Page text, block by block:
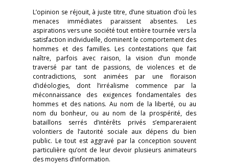
L’opinion se réjouit, à juste titre, d’une situation d’où les
menaces im­médiates paraissent absentes. Les
aspirations vers une société tout entière tournée vers la
satisfaction individuelle, dominent le comportement des
hommes et des familles. Les contestations que fait
naître, parfois avec raison, la vision d’un monde
traversé par tant de passions, de violences et de
contradictions, sont animées par une floraison
d’idéologies, dont l’irréalisme commence par la
méconnaissance des exigences fondamentales des
hommes et des nations. Au nom de la liberté, ou au
nom du bonheur, ou au nom de la prospérité, des
bataillons serrés d’intérêts privés s’empareraient
volontiers de l’autorité sociale aux dépens du bien
public. Le tout est aggravé par la conception souvent
particulière qu’ont de leur devoir plusieurs animateurs
des moyens d’information.